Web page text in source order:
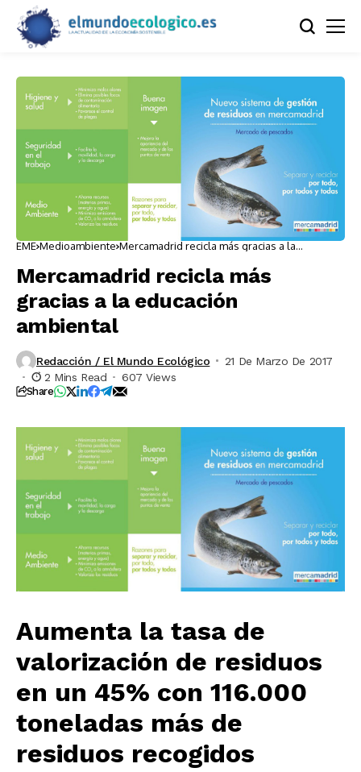
EME Medioambiente Mercamadrid recicla más gracias a la
Mercamadrid recicla más
gracias a la educación
ambiental
Redacción / El Mundo Ecológico
21 De Marzo De 2017
2 Mins Read
607 Views
Share
Aumenta la tasa de
valorización de residuos
en un 45% con 116.000
toneladas más de
residuos recogidos